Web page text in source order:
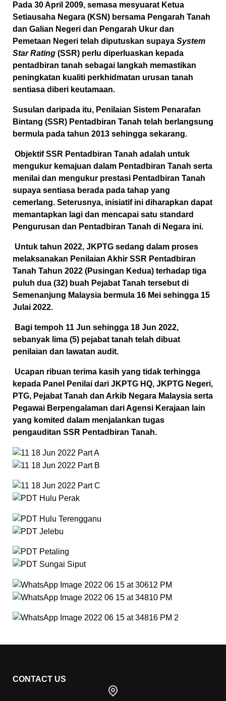
Pada 30 April 2009, semasa mesyuarat Ketua
Setiausaha Negara (KSN) bersama Pengarah Tanah
dan Galian Negeri dan Pengarah Ukur dan
Pemetaan Negeri telah diputuskan supaya System
Star Rating (SSR) perlu diperluaskan kepada
pentadbiran tanah sebagai langkah memastikan
peningkatan kualiti perkhidmatan urusan tanah
sentiasa diberi keutamaan.
Susulan daripada itu, Penilaian Sistem Penarafan
Bintang (SSR) Pentadbiran Tanah telah berlangsung
bermula pada tahun 2013 sehingga sekarang.
Objektif SSR Pentadbiran Tanah adalah untuk
mengukur kemajuan dalam Pentadbiran Tanah serta
menilai dan mengukur prestasi Pentadbiran Tanah
supaya sentiasa berada pada tahap yang
cemerlang. Seterusnya, inisiatif ini diharapkan dapat
memantapkan lagi dan mencapai satu standard
Pengurusan dan Pentadbiran Tanah di Negara ini.
Untuk tahun 2022, JKPTG sedang dalam proses
melaksanakan Penilaian Akhir SSR Pentadbiran
Tanah Tahun 2022 (Pusingan Kedua) terhadap tiga
puluh dua (32) buah Pejabat Tanah tersebut di
Semenanjung Malaysia bermula 16 Mei sehingga 15
Julai 2022.
Bagi tempoh 11 Jun sehingga 18 Jun 2022,
sebanyak lima (5) pejabat tanah telah dibuat
penilaian dan lawatan audit.
Ucapan ribuan terima kasih yang tidak terhingga
kepada Panel Penilai dari JKPTG HQ, JKPTG Negeri,
PTG, Pejabat Tanah dan Arkib Negara Malaysia serta
Pegawai Berpengalaman dari Agensi Kerajaan lain
yang komited dalam menjalankan tugas
pengauditan SSR Pentadbiran Tanah.
CONTACT US